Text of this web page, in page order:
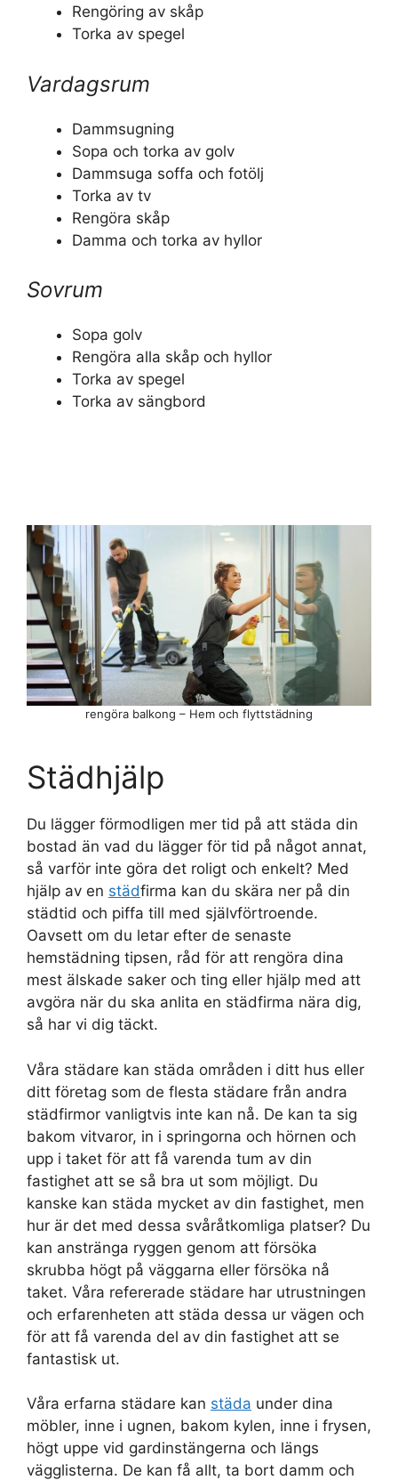
Rengöring av skåp
Torka av spegel
Vardagsrum
Dammsugning
Sopa och torka av golv
Dammsuga soffa och fotölj
Torka av tv
Rengöra skåp
Damma och torka av hyllor
Sovrum
Sopa golv
Rengöra alla skåp och hyllor
Torka av spegel
Torka av sängbord
Städhjälp
Du lägger förmodligen mer tid på att städa din
bostad än vad du lägger för tid på något annat,
så varför inte göra det roligt och enkelt? Med
hjälp av en städfirma kan du skära ner på din
städtid och piffa till med självförtroende.
Oavsett om du letar efter de senaste
hemstädning tipsen, råd för att rengöra dina
mest älskade saker och ting eller hjälp med att
avgöra när du ska anlita en städfirma nära dig,
så har vi dig täckt.
Våra städare kan städa områden i ditt hus eller
ditt företag som de flesta städare från andra
städfirmor vanligtvis inte kan nå. De kan ta sig
bakom vitvaror, in i springorna och hörnen och
upp i taket för att få varenda tum av din
fastighet att se så bra ut som möjligt. Du
kanske kan städa mycket av din fastighet, men
hur är det med dessa svåråtkomliga platser? Du
kan anstränga ryggen genom att försöka
skrubba högt på väggarna eller försöka nå
taket. Våra refererade städare har utrustningen
och erfarenheten att städa dessa ur vägen och
för att få varenda del av din fastighet att se
fantastisk ut.
Våra erfarna städare kan städa under dina
möbler, inne i ugnen, bakom kylen, inne i frysen,
högt uppe vid gardinstängerna och längs
vägglisterna. De kan få allt, ta bort damm och
rengöra balkong – Hem och flyttstädning